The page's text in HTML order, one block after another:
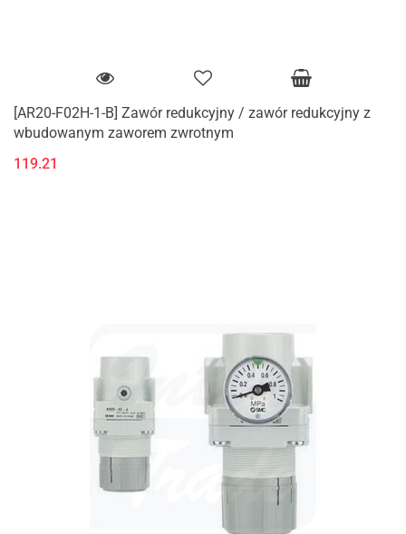
[AR20-F02H-1-B] Zawór redukcyjny / zawór redukcyjny z
wbudowanym zaworem zwrotnym
119.21